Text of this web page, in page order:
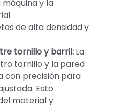
y la
de alta densidad y
tornillo y barril: La
tornillo y la pared
con precisión para
Esto
material y